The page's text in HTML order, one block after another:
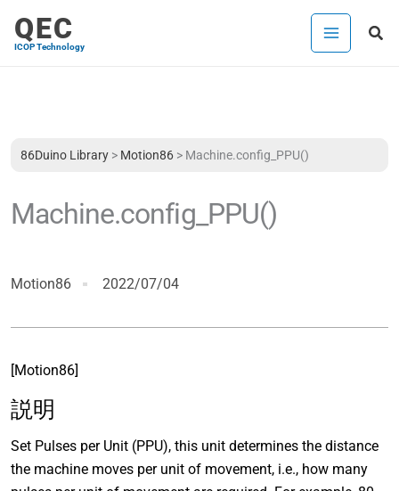
QEC
ICOP Technology
検
86Duino Library > Motion86 > Machine.config_PPU()
Machine.config_PPU()
Motion86 2022/07/04
[Motion86]
説明
Set Pulses per Unit (PPU), this unit determines the distance
the machine moves per unit of movement, i.e., how many